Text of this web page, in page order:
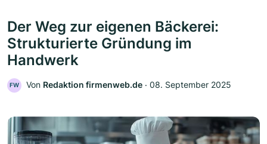
Der Weg zur eigenen Bäckerei:
Strukturierte Gründung im
Handwerk
FW Von Redaktion firmenweb.de ‧ 08. September 2025